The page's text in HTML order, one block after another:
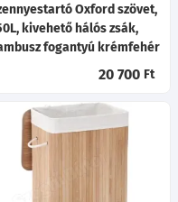
Oxford szövet,
kivehető hálós zsák,
fogantyú krémfehér
20 700 Ft